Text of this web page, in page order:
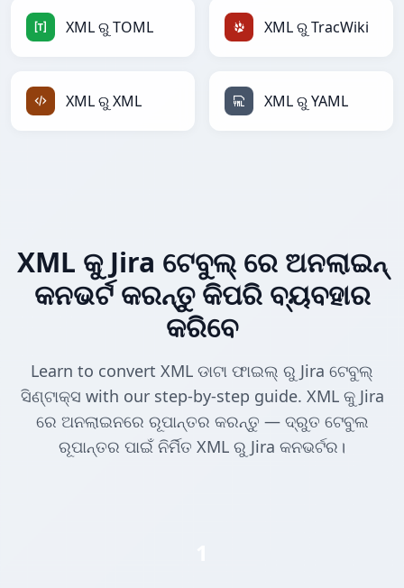
XML ରୁ TOML XML ରୁ TracWiki
XML ରୁ XML XML ରୁ YAML
XML କୁ Jira ଟେବୁଲ୍ ରେ ଅନଲାଇନ୍
କନଭର୍ଟ କରନ୍ତୁ କିପରି ବ୍ୟବହାର
କରିବେ
Learn to convert XML ଡାଟା ଫାଇଲ୍ ରୁ Jira ଟେବୁଲ୍
ସିଣ୍ଟାକ୍ସ with our step-by-step guide. XML କୁ Jira
ରେ ଅନଲାଇନରେ ରୂପାନ୍ତର କରନ୍ତୁ — ଦ୍ରୁତ ଟେବୁଲ
ରୂପାନ୍ତର ପାଇଁ ନିର୍ମିତ XML ରୁ Jira କନଭର୍ଟର।